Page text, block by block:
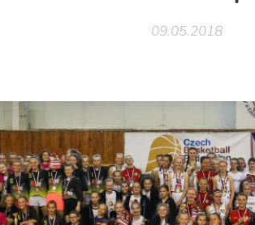
09.05.2018